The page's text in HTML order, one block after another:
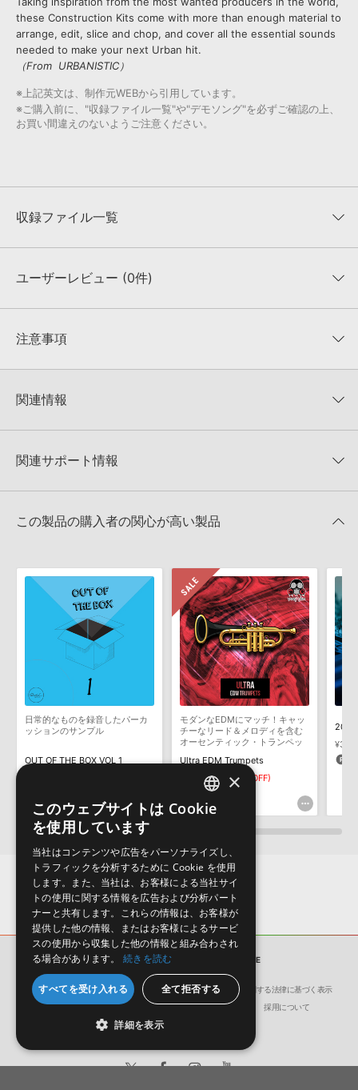
these Construction Kits come with more than enough material to
arrange, edit, slice and chop, and cover all the essential sounds
needed to make your next Urban hit.
（From URBANISTIC）
※上記英文は、制作元WEBから引用しています。
※ご購入前に、"収録ファイル一覧"や"デモソング"を必ずご確認の上、
お買い間違えのないようご注意ください。
収録ファイル一覧
収録ファイル一覧
ユーザーレビュー (0件)
★★★★★
★5
★4
★1
0%
注意事項
KONTAKTフォーマットは、
でお使いいただけます。無償版のKONTAKT PLAYERではお使いい
4GBを超えるデータに関するご注意：
FAT32でフォーマットされた
きます際には、NTFSやHFS＋でフォーマットされたHDDをご用意
いただく必要がございます。
知らせするメールの2通が送信されます。メールに記載されており
ます説明に沿って、製品のダウンロード／導入を行って下さい。
サンプルパック製品には、原則として日本語版操作マニュアルをご
用意しておりません。ご購入後のご不明点や詳細に関するお問い合
わせなどは
テクニカルサポート
までご連絡ください。
デモソングは、製品収録サウンドを使ってできることを紹介するた
めのデモンストレーション用の楽曲です。原則として、デモソング
そのものをお使いいただくことはできません。また、デモソングを
構成する全てのサウンドが、サンプルパックに含まれていることを
保証するものではありません。
ダウンロード製品という性質上、一切の返品・返金はお受け付け致
しかねます。
関連情報
BEATS DELUXEのサポート情報
関連サポート情報
2022.06.06
2022.06.06
加方法
マークのついた情報は、該当する製品のご購入ユーザー様専用となって
おります。ご覧頂くには、該当する製品をご購入頂く必要がございます。
BEATS DELUXEのサポート情報
この製品の購入者の関心が高い製品
日常的なものを録音したパーカ
ッションのサンプル
OUT OF THE BOX VOL 1
モダンなEDMにマッチ！キャッ
チーなリード＆メロディを含む
オーセンティック・トランペッ
Ultra EDM Trumpets
¥1,947 ¥973(50%OFF)
48pt
2016
サンプルパック BEATS DELUXE
会社概要 環境保護（CSR）への取り組み
特定商取引に関する法律に基づく表示
サイト動作環境
利用規約 個人情報の保護について 採用について
ENGLISH
×
このウェブサイトは Cookie
を使用しています
当社はコンテンツや広告をパーソナライズし、
トラフィックを分析するために Cookie を使用
します。また、当社は、お客様による当社サイ
トの使用に関する情報を広告および分析パート
ナーと共有します。これらの情報は、お客様が
提供した他の情報、またはお客様によるサービ
スの使用から収集した他の情報と組み合わされ
る場合があります。
続きを読む
すべてを受け入れる 全て拒否する
詳細を表示